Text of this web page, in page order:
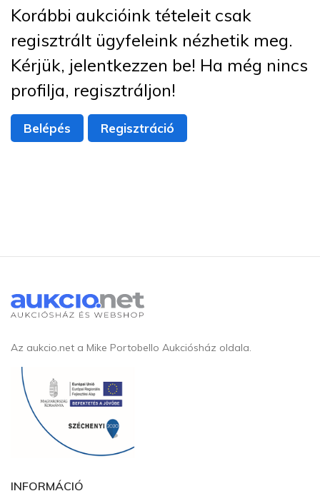
Korábbi aukcióink tételeit csak
regisztrált ügyfeleink nézhetik meg.
Kérjük, jelentkezzen be! Ha még nincs
profilja, regisztráljon!
Belépés Regisztráció
Az aukcio.net a Mike Portobello Aukciósház oldala.
INFORMÁCIÓ